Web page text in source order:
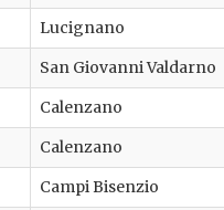
Lucignano
San Giovanni Valdarno
Calenzano
Calenzano
Campi Bisenzio